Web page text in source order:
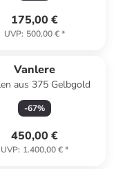
175,00 €
UVP: 500,00 €*
Vanlere
aus 375 Gelbgold
-67%
450,00 €
UVP: 1.400,00 €*